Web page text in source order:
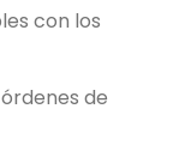
con los
de